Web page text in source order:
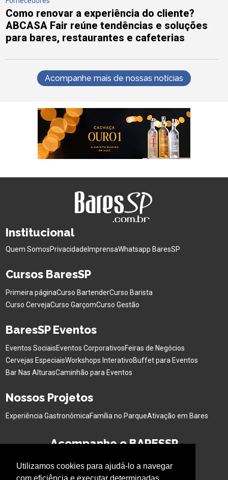
Utilizamos cookies para ajudá-lo a navegar
com eficiência e executar determinadas
Como renovar a experiência do cliente?
ABCASA Fair reúne tendências e soluções
para bares, restaurantes e cafeterias
Acompanhe mais de nossas notícias
Institucional
Quem SomosPrivacidade ImprensaWhatsapp BaresSP
Cursos BaresSP
Primeira páginaCurso BartenderCurso Barista
Curso CervejaCurso GarçomCurso Gestão
BaresSP Eventos
Eventos SociaisEventos CorporativosFeiras de Negócios
Cervejas EspeciaisWorkshops InterativoBuffet para Eventos
Bar Nas AlturasCaminhão para Eventos
Nossos Projetos
Experiência GastronômicaFamília no ParqueAtivação em Bares
Acompanhe o BARESSP